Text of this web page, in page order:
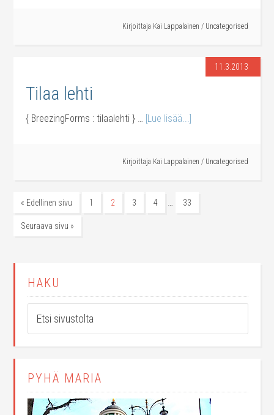
Kirjoittaja Kai Lappalainen / Uncategorised
11.3.2013
Tilaa lehti
{ BreezingForms : tilaalehti } … [Lue lisää...]
Kirjoittaja Kai Lappalainen / Uncategorised
« Edellinen sivu 1 2 3 4 … 33
Seuraava sivu »
HAKU
PYHÄ MARIA